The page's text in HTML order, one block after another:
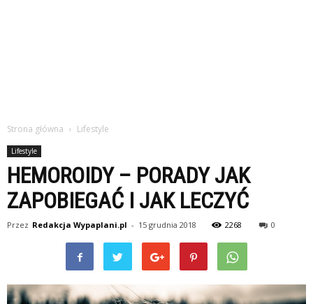
Strona główna Lifestyle
Lifestyle
HEMOROIDY – PORADY JAK
ZAPOBIEGAĆ I JAK LECZYĆ
Przez Redakcja Wypaplani.pl - 15 grudnia 2018 2268 0